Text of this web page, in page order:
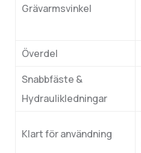
Grävarmsvinkel
Överdel
Snabbfäste &
Hydraulikledningar
Klart för användning